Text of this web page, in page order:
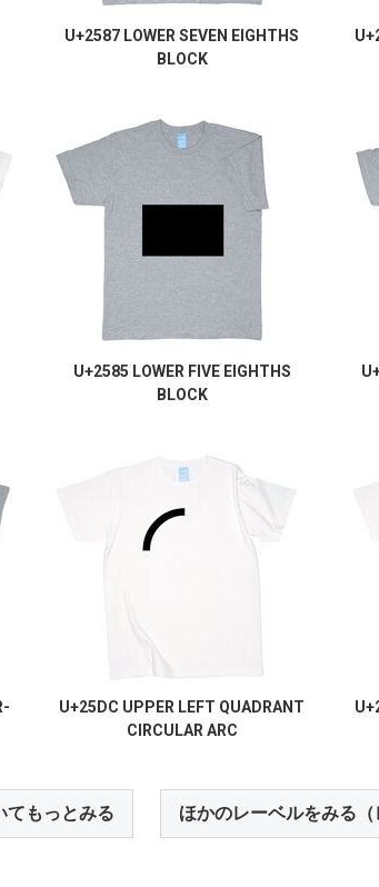
U+2587 LOWER SEVEN EIGHTHS
BLOCK
U+2585 LOWER FIVE EIGHTHS
BLOCK
U+25DC UPPER LEFT QUADRANT
CIRCULAR ARC
てもっとみる ほかのレーベルをみる（